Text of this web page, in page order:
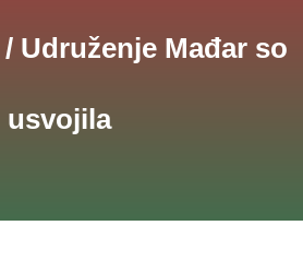
Udruženje Mađar so
usvojila